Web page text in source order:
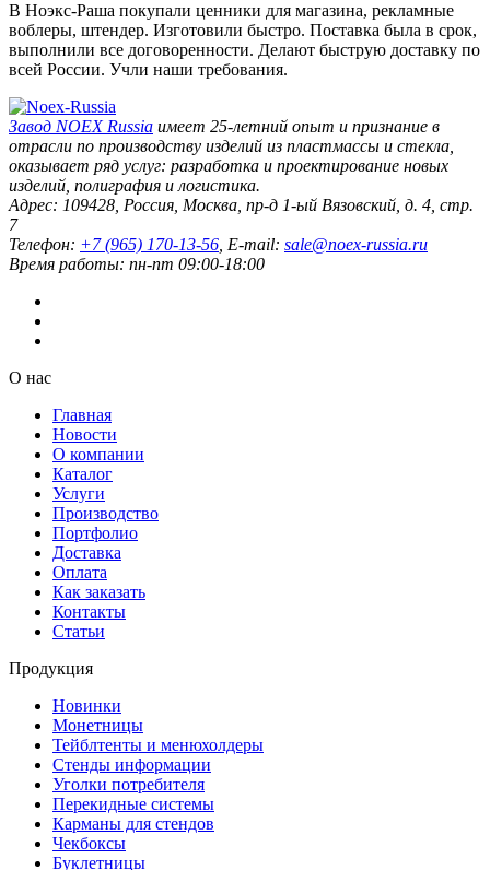
В Ноэкс-Раша покупали ценники для магазина, рекламные
воблеры, штендер. Изготовили быстро. Поставка была в срок,
выполнили все договоренности. Делают быструю доставку по
всей России. Учли наши требования.
Завод NOEX Russia имеет 25-летний опыт и признание в
отрасли по производству изделий из пластмассы и стекла,
оказывает ряд услуг: разработка и проектирование новых
изделий, полиграфия и логистика.
Адрес: 109428 Россия Москва пр-д 1-ый Вязовский, д. 4, стр.
7
Телефон: +7 (965) 170-13-56 , E-mail: sale@noex-russia.ru
Время работы: пн-пт 09:00-18:00
О нас
Главная
Новости
О компании
Каталог
Услуги
Производство
Портфолио
Доставка
Оплата
Как заказать
Контакты
Статьи
Продукция
Новинки
Монетницы
Тейблтенты и менюхолдеры
Стенды информации
Уголки потребителя
Перекидные системы
Карманы для стендов
Чекбоксы
Буклетницы